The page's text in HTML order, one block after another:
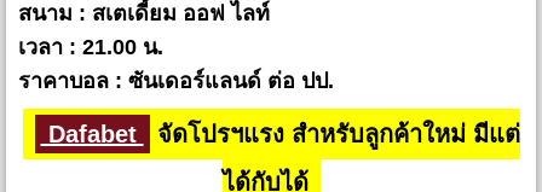
สนาม : สเตเดี้ยม ออฟ ไลท์
เวลา : 21.00 น.
ราคาบอล : ซันเดอร์แลนด์ ต่อ ปป.
Dafabet
จัดโปรฯแรง สำหรับลูกค้าใหม่ มีแต่
ได้กับได้